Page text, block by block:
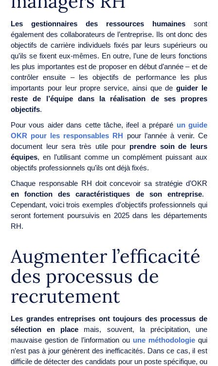
Les gestionnaires des ressources humaines sont
également des collaborateurs de l’entreprise. Ils ont donc des
objectifs de carrière individuels fixés par leurs supérieurs ou
qu’ils se fixent eux-mêmes. En outre, l’une de leurs fonctions
les plus importantes est de proposer en début d’année – et de
contrôler ensuite – les objectifs de performance les plus
importants pour leur propre service, ainsi que deguider le
reste de l’équipe dans la réalisation de ses propres
objectifs.
Pour vous aider dans cette tâche, ifeel a préparé un guide
OKR pour les responsables RH pour l’année à venir. Ce
document leur sera très utile pour prendre soin de leurs
équipes, en l’utilisant comme un complément puissant aux
objectifs professionnels qu’ils ont déjà fixés.
Chaque responsable RH doit concevoir sa stratégie d’OKR
en fonction des caractéristiques de son entreprise.
Cependant, voici trois exemples d’objectifs professionnels qui
seront fortement poursuivis en 2025 dans les départements
RH.
Augmenter l’efficacité
des processus de
recrutement
Les grandes entreprises ont toujours des processus de
sélection en place mais, souvent, la précipitation, une
mauvaise gestion de l’information ou une méthodologie qui
n’est pas à jour génèrent des inefficacités. Dans ce cas, il est
difficile de détecter des candidats pour un poste spécifique, ou